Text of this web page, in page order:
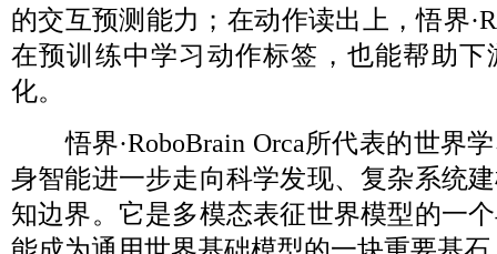
的交互预测能力；在动作读出上，悟界
在预训练中学习动作标签，也能帮助下
化。
悟界·RoboBrain Orca所代表的世界
身智能进一步走向科学发现、复杂系统
知边界。它是多模态表征世界模型的一